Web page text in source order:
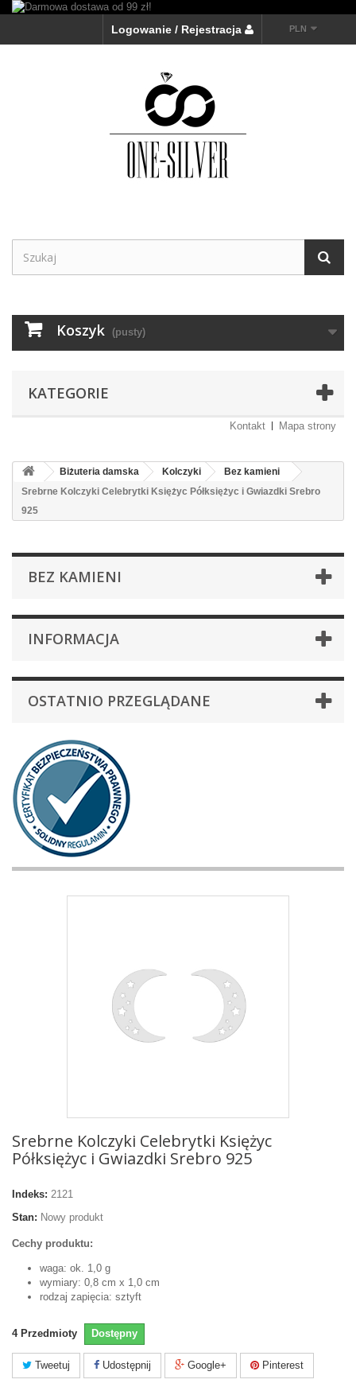
PLN
Logowanie / Rejestracja
Koszyk (pusty)
KATEGORIE
Kontakt Mapa strony
Biżuteria damska Kolczyki
Bez kamieni
Srebrne Kolczyki Celebrytki Księżyc Półksiężyc i Gwiazdki Srebro
925
BEZ KAMIENI
INFORMACJA
OSTATNIO PRZEGLĄDANE
Srebrne Kolczyki Celebrytki Księżyc
Półksiężyc i Gwiazdki Srebro 925
Indeks: 2121
Stan: Nowy produkt
Cechy produktu:
waga: ok. 1,0 g
wymiary: 0,8 cm x 1,0 cm
rodzaj zapięcia: sztyft
4 Przedmioty Dostępny
Tweetuj Udostępnij Google+ Pinterest